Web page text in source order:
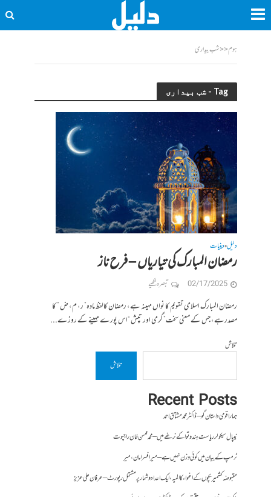
ہوم<<شب بیداری
Tag - شب بیداری
دلیل•دینیات
رمضان المبارک کی تیاریاں – فرح ناز
02/17/2025 تبصرہ لکھیے
رمضان المبارک اسلامی تقویم کا نواں مہینہ ہے، رمضان کالفظ مادہ” ر، م، ض ” کا
مصدرہے، جس کے معنی سخت” گرمی اور تپش “اس پورے مہینے کے روزے...
تلاش
تلاش
Recent Posts
ہمارا قومی داستان گو – ڈاکٹر محمد مشتاق احمد
نیپال سیکولر ریاست ہندوتوا کے نرغے میں – محمد محسن خان راجپوت
ٹرمپ کے بیان میں کوئی وزن نہیں ہے – میر افسرامان،میر
مقبوضہ کشمیر بچوں کے اغواء کا المیہ، ایک اعداد و شمار پر مشتمل رپورٹ – عرفان علی عزیز